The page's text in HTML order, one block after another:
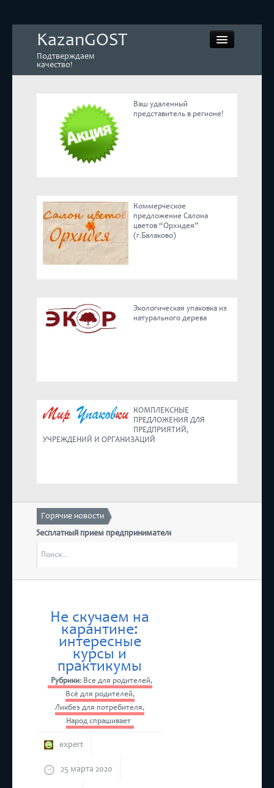
KazanGOST
Подтверждаем
качество!
Контрольная закупка
Дегустации. Экспертиза
Экспертное мнение
Корпоративные блоги
Предложения
Ваш удаленный
представитель в регионе!
Коммерческое
предложение Салона
цветов “Орхидея”
(г.Балаково)
Экологическая упаковка из
натурального дерева
КОМПЛЕКСНЫЕ
ПРЕДЛОЖЕНИЯ ДЛЯ
ПРЕДПРИЯТИЙ,
УЧРЕЖДЕНИЙ И ОРГАНИЗАЦИЙ
Горячие новости
бесплатный прием предпринимателей
“Дни Ассамблеи женщин-руководителей в Татарстане”
4 марта
бесплатный прием предпринимателей
Не скучаем на
карантине:
интересные
курсы и
практикумы
Рубрики: Все для родителей,
Всё для родителей,
Ликбез для потребителя,
Народ спрашивает
expert
25 марта 2020